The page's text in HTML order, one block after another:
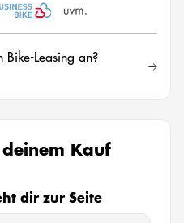
Leasing an?
Kauf
dir zur Seite